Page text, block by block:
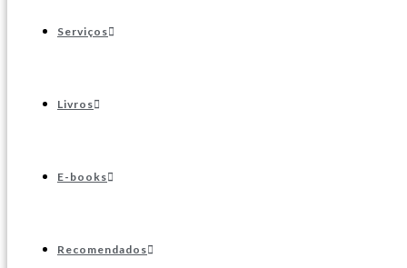
Serviços
Livros
E-books
Recomendados